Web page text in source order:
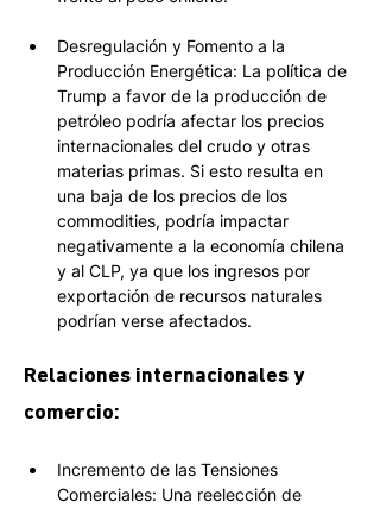
Desregulación y Fomento a la
Producción Energética: La política de
Trump a favor de la producción de
petróleo podría afectar los precios
internacionales del crudo y otras
materias primas. Si esto resulta en
una baja de los precios de los
commodities, podría impactar
negativamente a la economía chilena
y al CLP, ya que los ingresos por
exportación de recursos naturales
podrían verse afectados.
Relaciones internacionales y
comercio:
Incremento de las Tensiones
Comerciales: Una reelección de